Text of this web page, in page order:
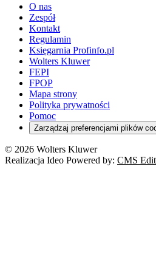
O nas
Zespół
Kontakt
Regulamin
Księgarnia Profinfo.pl
Wolters Kluwer
FEPI
FPOP
Mapa strony
Polityka prywatności
Pomoc
Zarządzaj preferencjami plików
© 2026 Wolters Kluwer
Realizacja Ideo Powered by: CMS